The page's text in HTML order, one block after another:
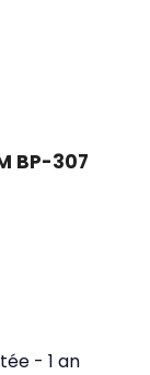
BP-307
- 1 an